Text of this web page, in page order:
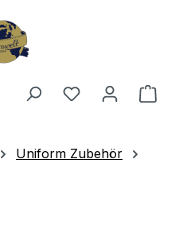
Du hast 0
Uniform Zubehör